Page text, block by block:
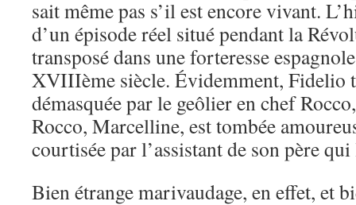
sait même pas s’il est encore vivant.
d’un épisode réel situé pendant la
transposé dans une forteresse
XVIIIème siècle. Évidemment, Fidelio
démasquée par le geôlier en chef
Rocco, Marcelline, est tombée
courtisée par l’assistant de son père
Bien étrange marivaudage, en effet, et